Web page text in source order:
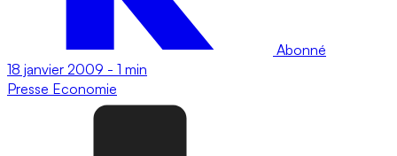
Abonné
18 janvier 2009 - 1 min
Presse Economie